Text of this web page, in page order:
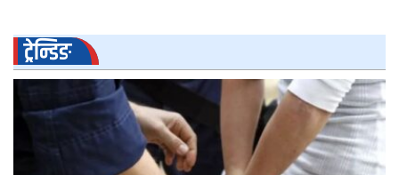
ट्रेन्डिङ